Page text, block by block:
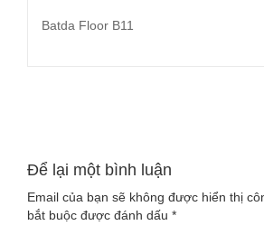
Batda Floor B11
Để lại một bình luận
Email của bạn sẽ không được hiển thị
bắt buộc được đánh dấu *